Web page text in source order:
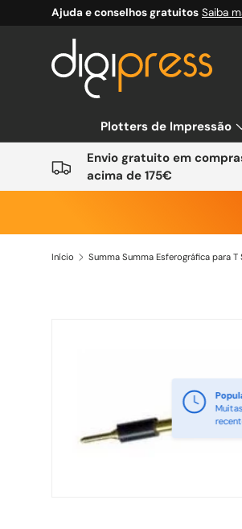
Ajuda e conselhos gratuitos Saiba
Plotters de Impressão
Envio gratuito em
acima de 175€
Início Summa Summa Esferográfica para T